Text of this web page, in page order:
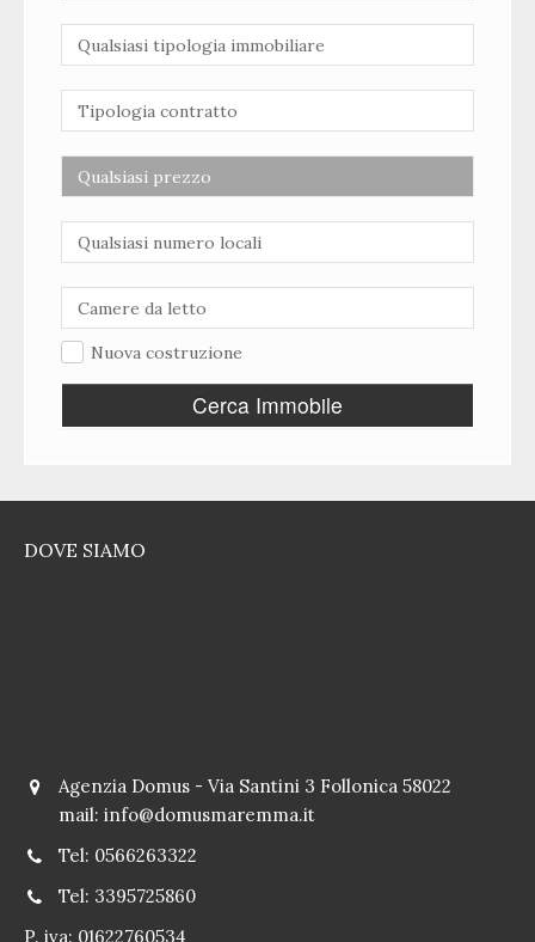
Nuova costruzione
Cerca Immobile
DOVE SIAMO
Agenzia Domus - Via Santini 3 Follonica 58022
mail: info@domusmaremma.it
Tel: 0566263322
Tel: 3395725860
P. iva: 01622760534